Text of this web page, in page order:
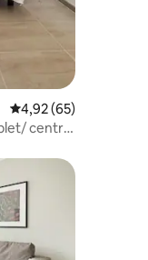
: 4,92 sur 5
Évaluation moyenne
4,92 (65)
central